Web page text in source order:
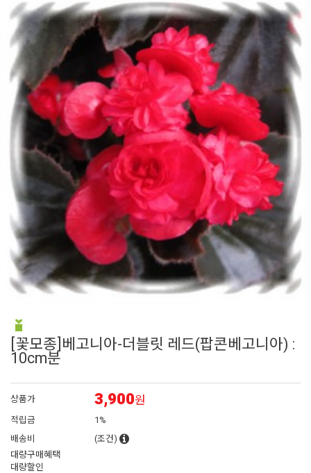
리갈
5 아이비 제라늄
6 접시꽃
7 에키네시아
8 어린모종 국화
백합
[꽃모종]베고니아-더블릿 레드(팝콘베고니아) :
10cm분
상품가 3,900원
적립금
1%
배송비
(조건)
대량구매혜택
대량할인